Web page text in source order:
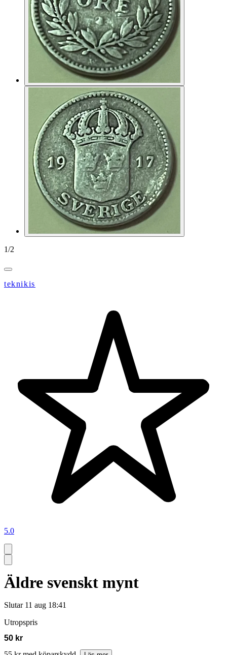
1/2
teknikis
5.0
Äldre svenskt mynt
Slutar 11 aug 18:41
Utropspris
50 kr